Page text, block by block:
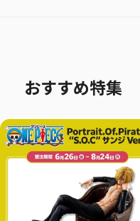
おすすめ特集